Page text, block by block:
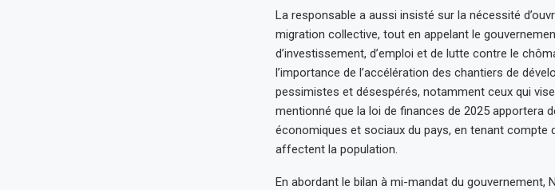
La responsable a aussi insisté sur la nécessité
migration collective, tout en appelant le
d’investissement, d’emploi et de lutte contre le
l’importance de l’accélération des chantiers de
pessimistes et désespérés, notamment ceux qui
mentionné que la loi de finances de 2025 apportera
économiques et sociaux du pays, en tenant compte
affectent la population.
En abordant le bilan à mi-mandat du gouvernement,